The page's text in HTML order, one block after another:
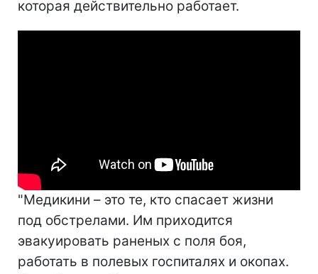
которая действительно работает.
"Медикини – это те, кто спасает жизни
под обстрелами. Им приходится
эвакуировать раненых с поля боя,
работать в полевых госпиталях и окопах.